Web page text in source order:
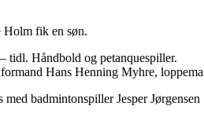
Holm fik en søn.
tidl. Håndbold og petanquespiller.
Hans Henning Myhre,
badmintonspiller Jesper Jørgensen